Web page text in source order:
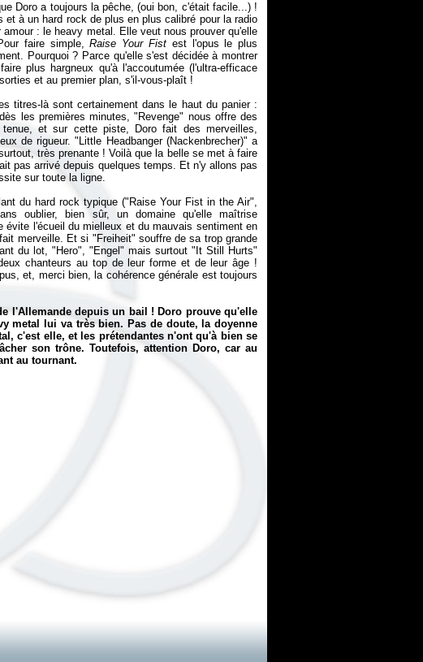
Doro a toujours la pêche, (oui bon, c'était facile...) !
à un hard rock de plus en plus calibré pour la radio
: le heavy metal. Elle veut nous prouver qu'elle
faire simple,Raise Your Fist est l'opus le plus
Pourquoi ? Parce qu'elle s'est décidée à montrer
plus hargneux qu'à l'accoutumée (l'ultra-efficace
et au premier plan, s'il-vous-plaît !
titres-là sont certainement dans le haut du panier :
les premières minutes, "Revenge" nous offre des
et sur cette piste, Doro fait des merveilles,
de rigueur. "Little Headbanger (Nackenbrecher)" a
très prenante ! Voilà que la belle se met à faire
pas arrivé depuis quelques temps. Et n'y allons pas
sur toute la ligne.
du hard rock typique ("Raise Your Fist in the Air",
oublier, bien sûr, un domaine qu'elle maîtrise
l'écueil du mielleux et du mauvais sentiment en
merveille. Et si "Freiheit" souffre de sa trop grande
du lot, "Hero", "Engel" mais surtout "It Still Hurts"
chanteurs au top de leur forme et de leur âge !
et, merci bien, la cohérence générale est toujours
l'Allemande depuis un bail ! Doro prouve qu'elle
metal lui va très bien. Pas de doute, la doyenne
c'est elle, et les prétendantes n'ont qu'à bien se
son trône. Toutefois, attention Doro, car au
au tournant.